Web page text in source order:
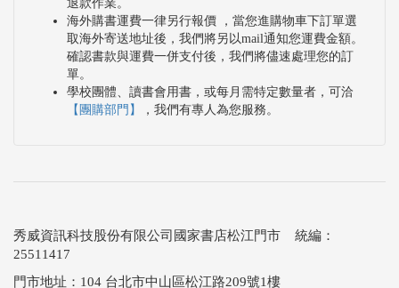
退款作業。
海外購書運費一律另行報價 ，當您進購物車下訂單選
取海外寄送地址後，我們將另以mail通知您運費金額。
確認書款與運費一併支付後，我們將儘速處理您的訂
單。
學校團體、讀書會用書，或每月需特定數量者，可洽
【團購部門】
，我們有專人為您服務。
秀威資訊科技股份有限公司國家書店松江門市 統編：
25511417
門市地址：104 台北市中山區松江路209號1樓